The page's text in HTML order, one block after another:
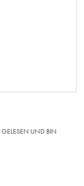
GELESEN UND BIN